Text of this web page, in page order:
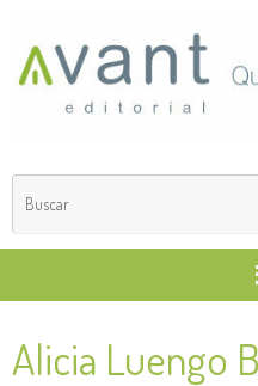
contenido
Alicia Luengo